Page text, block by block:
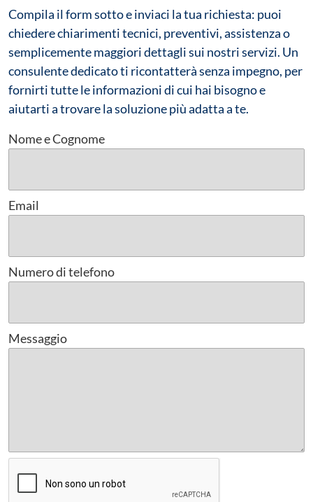
Compila il form sotto e inviaci la tua richiesta: puoi
chiedere chiarimenti tecnici, preventivi, assistenza o
semplicemente maggiori dettagli sui nostri servizi. Un
consulente dedicato ti ricontatterà senza impegno, per
fornirti tutte le informazioni di cui hai bisogno e
aiutarti a trovare la soluzione più adatta a te.
Nome e Cognome
Email
Numero di telefono
Messaggio